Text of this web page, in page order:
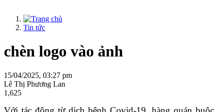
Tin tức
chèn logo vào ảnh
15/04/2025, 03:27 pm
Lê Thị Phương Lan
1,625